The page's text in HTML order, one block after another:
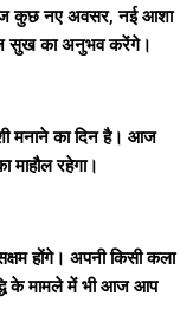
कुछ नए अवसर, नई आशा
आज सुख का अनुभव करेंगे।
मनाने का दिन है। आज
रहेगा।
होंगे। अपनी किसी कला
के मामले में भी आज आप